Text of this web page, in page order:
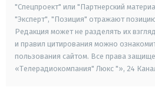
"Спецпроект" или "Партнерский
"Эксперт", "Позиция" отражают
Редакция может не разделять их
и правил цитирования можно
пользования сайтом. Все права
«Телерадиокомпания" Люкс "», 24